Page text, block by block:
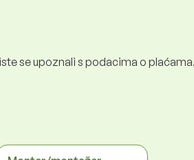
se upoznali s podacima o plaćama.